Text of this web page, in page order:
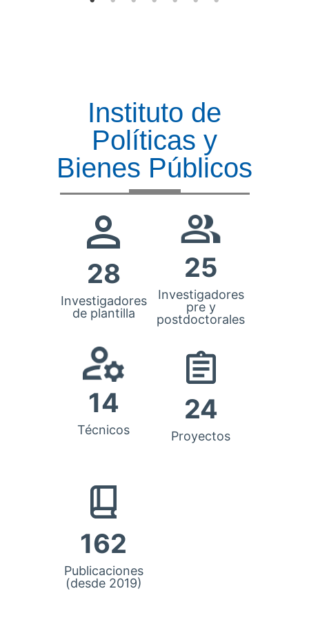
Instituto de
Políticas y
Bienes Públicos
28
Investigadores
de plantilla
25
Investigadores
pre y
postdoctorales
14
Técnicos
24
Proyectos
162
Publicaciones
(desde 2019)